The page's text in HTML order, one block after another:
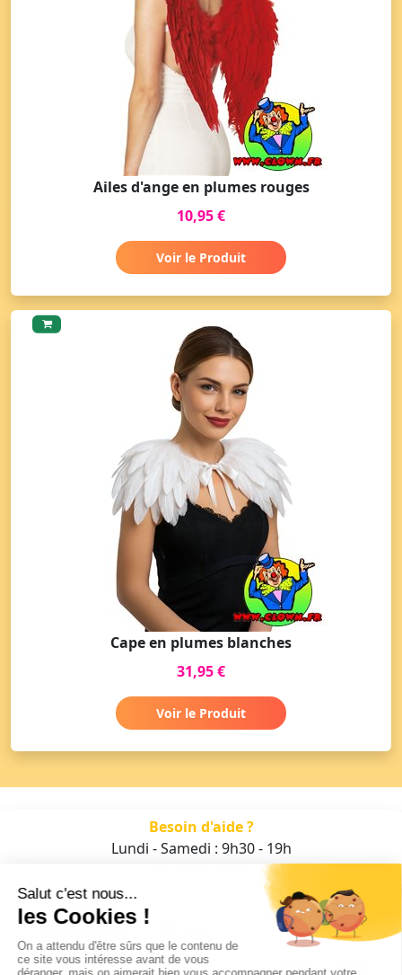
Ailes d'ange en plumes rouges
10,95 €
Voir le Produit
Cape en plumes blanches
31,95 €
Voir le Produit
Besoin d'aide ?
Lundi - Samedi : 9h30 - 19h